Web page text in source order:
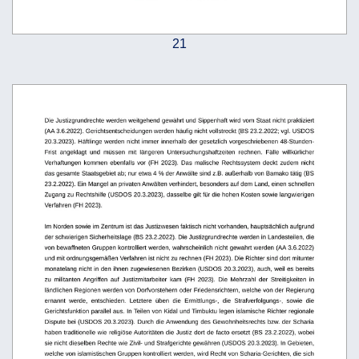
21
Die Justizgrundrechte werden weitgehend gewährt und Sippenhaft wird vom Staat nicht praktiziert
(AA 3.6.2022). Gerichtsentscheidungen werden häufig nicht vollstreckt (BS 23.2.2022; vgl. USDOS
20.3.2023). Häftlinge werden nicht immer innerhalb der gesetzlich vorgeschriebenen 48-Stunden-
Frist   angeklagt   und   müssen   mit   längeren   Untersuchungshaftzeiten   rechnen.   Fälle   willkürlicher
Verhaftungen kommen ebenfalls vor (FH 2023). Das malische Rechtssystem deckt zudem nicht
das gesamte Staatsgebiet ab; nur etwa 4 % der Anwälte sind z.B. außerhalb von Bamako tätig (BS
23.2.2022). Ein Mangel an privaten Anwälten verhindert, besonders auf dem Land, einen schnellen
Zugang zu Rechtshilfe (USDOS 20.3.2023), dasselbe gilt für die hohen Kosten sowie langwierigen
Verfahren (FH 2023).
Im Norden sowie im Zentrum ist das Justizwesen faktisch nicht vorhanden, hauptsächlich aufgrund
der schwierigen Sicherheitslage (BS 23.2.2022). Die Justizgrundrechte werden in Landesteilen, die
von bewaffneten Gruppen kontrolliert werden, wahrscheinlich nicht gewahrt werden (AA 3.6.2022)
und mit ordnungsgemäßen Verfahren ist nicht zu rechnen (FH 2023). Die Richter sind dort mitunter
monatelang nicht in den ihnen zugewiesenen Bezirken (USDOS 20.3.2023), auch, weil es bereits
zu   militanten  Angriffen   auf   Justizmitarbeiter   kam   (FH   2023).   Die   Mehrzahl   der   Streitigkeiten   in
ländlichen Regionen werden von Dorfvorstehern oder Friedensrichtern, welche von der Regierung
ernannt   werde,   entschieden.   Letztere   üben   die   Ermittlungs-,   die   Strafverfolgungs-,   sowie   die
Gerichtsfunktion parallel aus. In Teilen von Kidal und Timbuktu legen islamische Richter regionale
Dispute bei (USDOS 20.3.2023). Durch die Anwendung des Gewohnheitsrechts bzw. der Scharia
haben traditionelle wie religiöse Autoritäten die Justiz dort de facto ersetzt (BS 23.2.2022), wobei
sie nicht dieselben Rechte wie Zivil- und Strafgerichte gewähren (USDOS 20.3.2023). In Gebieten,
welche von islamistischen Gruppen kontrolliert werden, wird Recht von Scharia-Gerichten, die sich